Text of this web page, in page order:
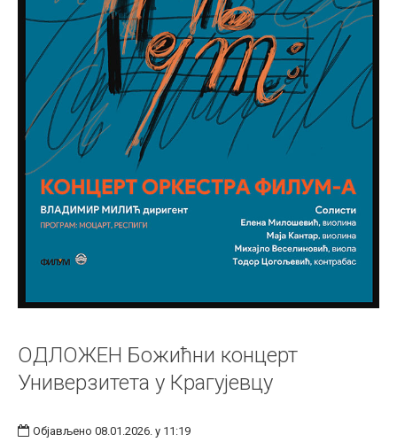
ОДЛОЖЕН Божићни концерт
Универзитета у Крагујевцу
Објављено 08.01.2026. у 11:19